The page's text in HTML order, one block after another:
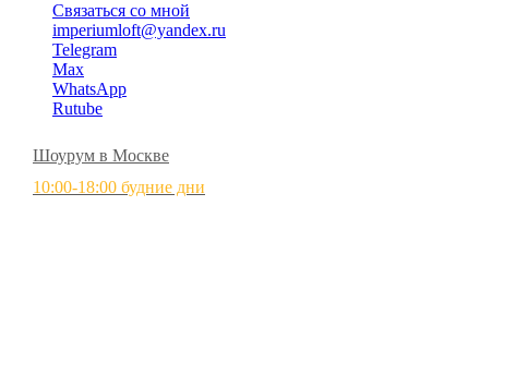
Связаться со мной
imperiumloft@yandex.ru
Telegram
Max
WhatsApp
Rutube
Шоурум в Москве
10:00-18:00 будние дни